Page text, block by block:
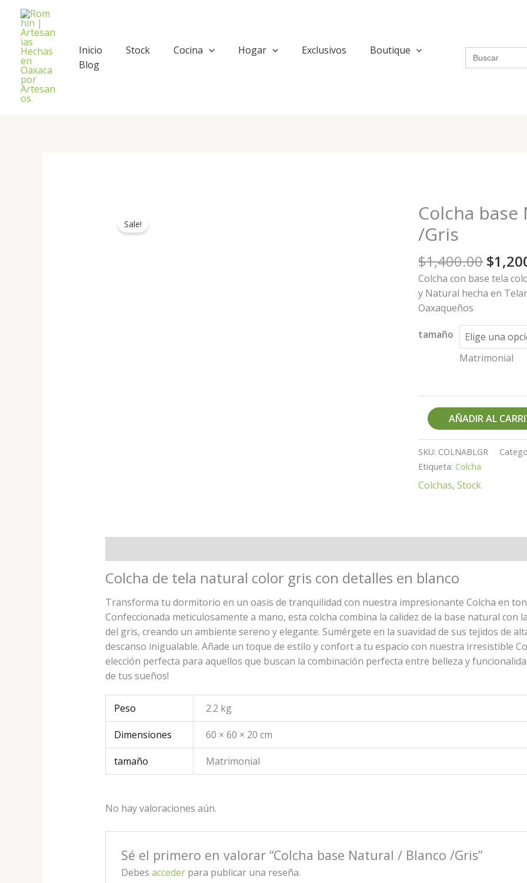
contenido
Inicio
Stock Cocina Hogar Exclusivos
Boutique
Blog
Search
for:
Sale!
Colcha
/Gris
$1,400.00
price
$
Colcha con base tela
y Natural hecha en
Oaxaqueños
tamaño
Matrimonial
Colcha
base
Natural
/
Blanco
/Gris
cantidad
AÑADIR AL
SKU: COLNABLGR
Etiqueta:Colcha
Colchas,Stock
Colcha de tela natural color gris con detalles en blanco
Transforma tu dormitorio en un oasis de tranquilidad con nuestra impresionante Colcha en
Confeccionada meticulosamente a mano, esta colcha combina la calidez de la base natural con
del gris, creando un ambiente sereno y elegante. Sumérgete en la suavidad de sus tejidos de
descanso inigualable. Añade un toque de estilo y confort a tu espacio con nuestra irresistible
elección perfecta para aquellos que buscan la combinación perfecta entre belleza y
de tus sueños!
Peso 2.2 kg
Dimensiones 60 × 60 × 20 cm
tamaño Matrimonial
No hay valoraciones aún.
Sé el primero en valorar “Colcha base Natural / Blanco /Gris”
Debesacceder para publicar una reseña.